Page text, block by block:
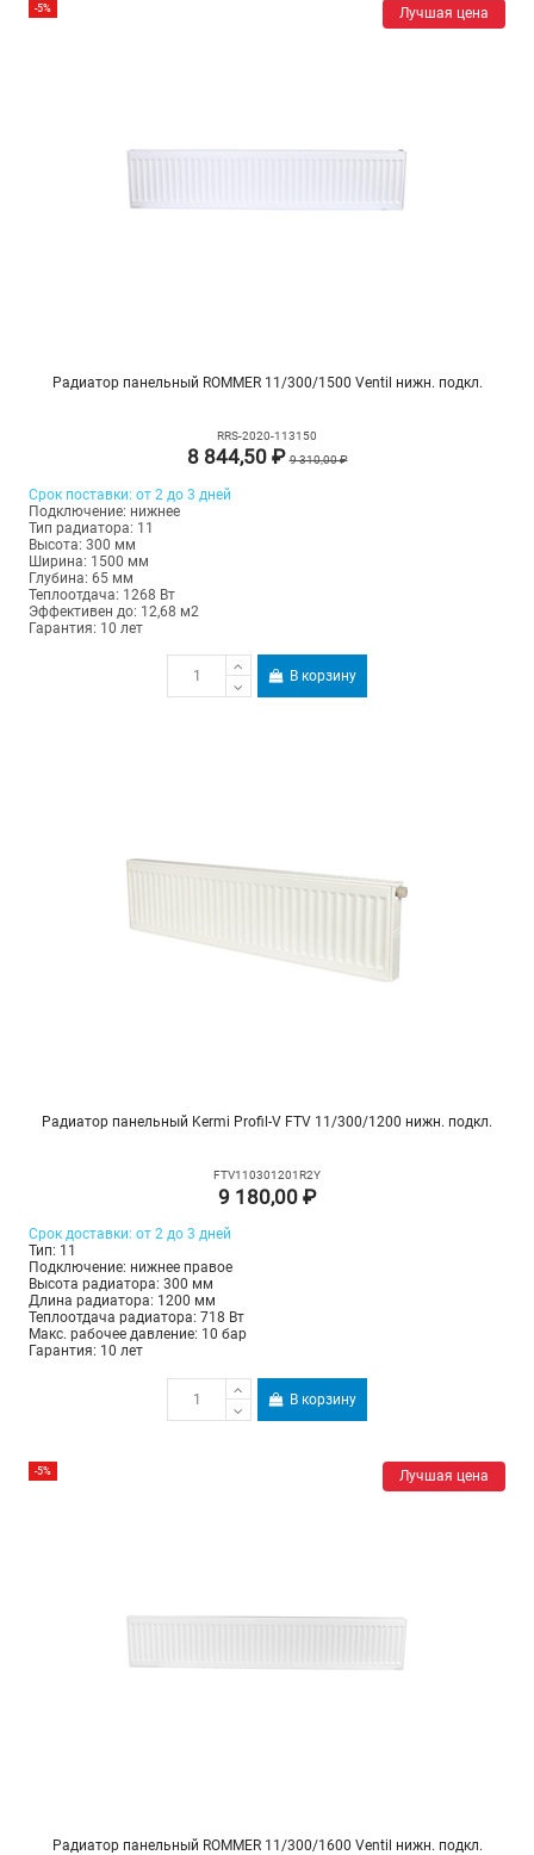
Лучшая цена
-5%
Радиатор панельный ROMMER 11/300/1500 Ventil нижн. подкл.
RRS-2020-113150
8 844,50 ₽9 310,00 ₽
Срок поставки: от 2 до 3 дней
Подключение: нижнее
Тип радиатора: 11
Высота: 300 мм
Ширина: 1500 мм
Глубина: 65 мм
Теплоотдача: 1268 Вт
Эффективен до: 12,68 м2
Гарантия: 10 лет
В корзину
Радиатор панельный Kermi Profil-V FTV 11/300/1200 нижн. подкл.
FTV110301201R2Y
9 180,00 ₽
Срок доставки: от 2 до 3 дней
Тип: 11
Подключение: нижнее правое
Высота радиатора: 300 мм
Длина радиатора: 1200 мм
Теплоотдача радиатора: 718 Вт
Макс. рабочее давление: 10 бар
Гарантия: 10 лет
В корзину
Лучшая цена
-5%
Радиатор панельный ROMMER 11/300/1600 Ventil нижн. подкл.